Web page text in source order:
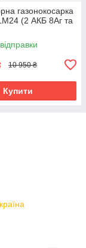
газонокосарка
(2 АКБ 8Аг та
10 950 ₴
Купити